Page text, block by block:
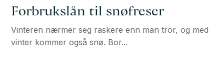
Forbrukslån til snøfreser
Vinteren nærmer seg raskere enn man tror, og med
vinter kommer også snø. Bor...